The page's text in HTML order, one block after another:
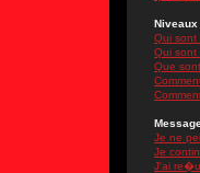
Qui sont
Qui sont
Que
Je ne
Je
J'ai re�u